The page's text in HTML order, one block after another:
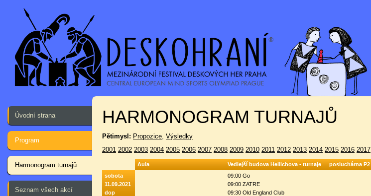
Úvodní strana
Program
Harmonogram turnajů
Seznam všech akcí
HARMONOGRAM TURNAJŮ
Pětimysl: Propozice, Výsledky
2001 2002 2003 2004 2005 2006 2007 2008 2009 2010 2011 2012 2013 2014 2015 2016 2017
Aula Vedlejší budova Hellichova - turnaje posluchárna P2
sobota
11.09.2021
dop
09:00 Go
09:00 ZATRE
09:30 Old England Club